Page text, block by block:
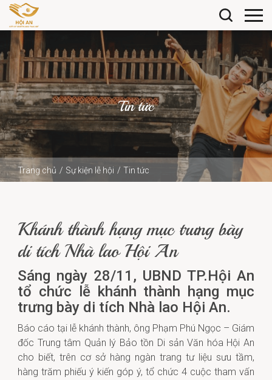
Tin tức
Trang chủ Sự kiện lễ hội
Tin tức
Khánh thành hạng mục trưng bày
di tích Nhà lao Hội An
Sáng ngày 28/11, UBND TP.Hội An
tổ chức lễ khánh thành hạng mục
trưng bày di tích Nhà lao Hội An.
Báo cáo tại lễ khánh thành, ông Phạm Phú Ngọc – Giám
đốc Trung tâm Quản lý Bảo tồn Di sản Văn hóa Hội An
cho biết, trên cơ sở hàng ngàn trang tư liệu sưu tầm,
hàng trăm phiếu ý kiến góp ý, tổ chức 4 cuộc tham vấn